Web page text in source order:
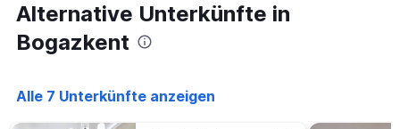
Alternative Unterkünfte in
Bogazkent
Alle 7 Unterkünfte anzeigen